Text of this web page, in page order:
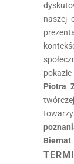
naszej
Piotra
Biernat.